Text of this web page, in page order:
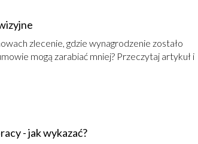
zlecenie, gdzie wynagrodzenie zostało
mogą zarabiać mniej? Przeczytaj artykuł i
- jak wykazać?